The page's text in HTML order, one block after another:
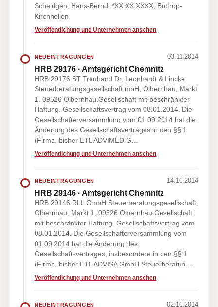
Scheidgen, Hans-Bernd, *XX.XX.XXXX, Bottrop-
Kirchhellen
Veröffentlichung und Unternehmen ansehen
NEUEINTRAGUNGEN 03.11.2014
HRB 29176 · Amtsgericht Chemnitz
HRB 29176:ST Treuhand Dr. Leonhardt & Lincke
Steuerberatungsgesellschaft mbH, Olbernhau, Markt
1, 09526 Olbernhau.Gesellschaft mit beschränkter
Haftung. Gesellschaftsvertrag vom 08.01.2014. Die
Gesellschafterversammlung vom 01.09.2014 hat die
Änderung des Gesellschaftsvertrages in den §§ 1
(Firma, bisher ETL ADVIMED G…
Veröffentlichung und Unternehmen ansehen
NEUEINTRAGUNGEN 14.10.2014
HRB 29146 · Amtsgericht Chemnitz
HRB 29146:RLL GmbH Steuerberatungsgesellschaft,
Olbernhau, Markt 1, 09526 Olbernhau.Gesellschaft
mit beschränkter Haftung. Gesellschaftsvertrag vom
08.01.2014. Die Gesellschafterversammlung vom
01.09.2014 hat die Änderung des
Gesellschaftsvertrages, insbesondere in den §§ 1
(Firma, bisher ETL ADVISA GmbH Steuerberatun…
Veröffentlichung und Unternehmen ansehen
NEUEINTRAGUNGEN 02.10.2014